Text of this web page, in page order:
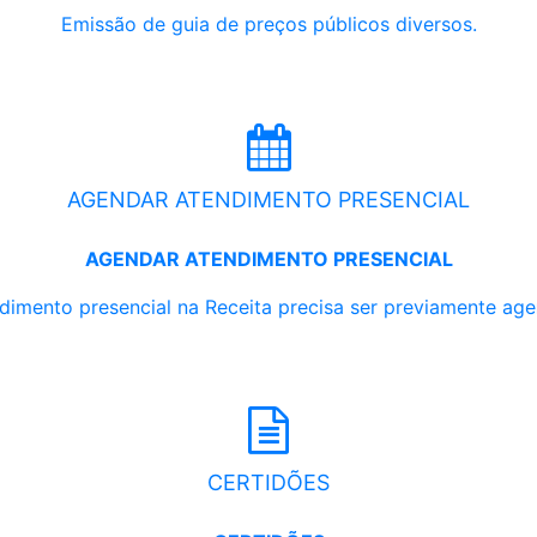
Emissão de guia de preços públicos diversos.
AGENDAR ATENDIMENTO PRESENCIAL
AGENDAR ATENDIMENTO PRESENCIAL
presencial na Receita precisa ser previamente
CERTIDÕES